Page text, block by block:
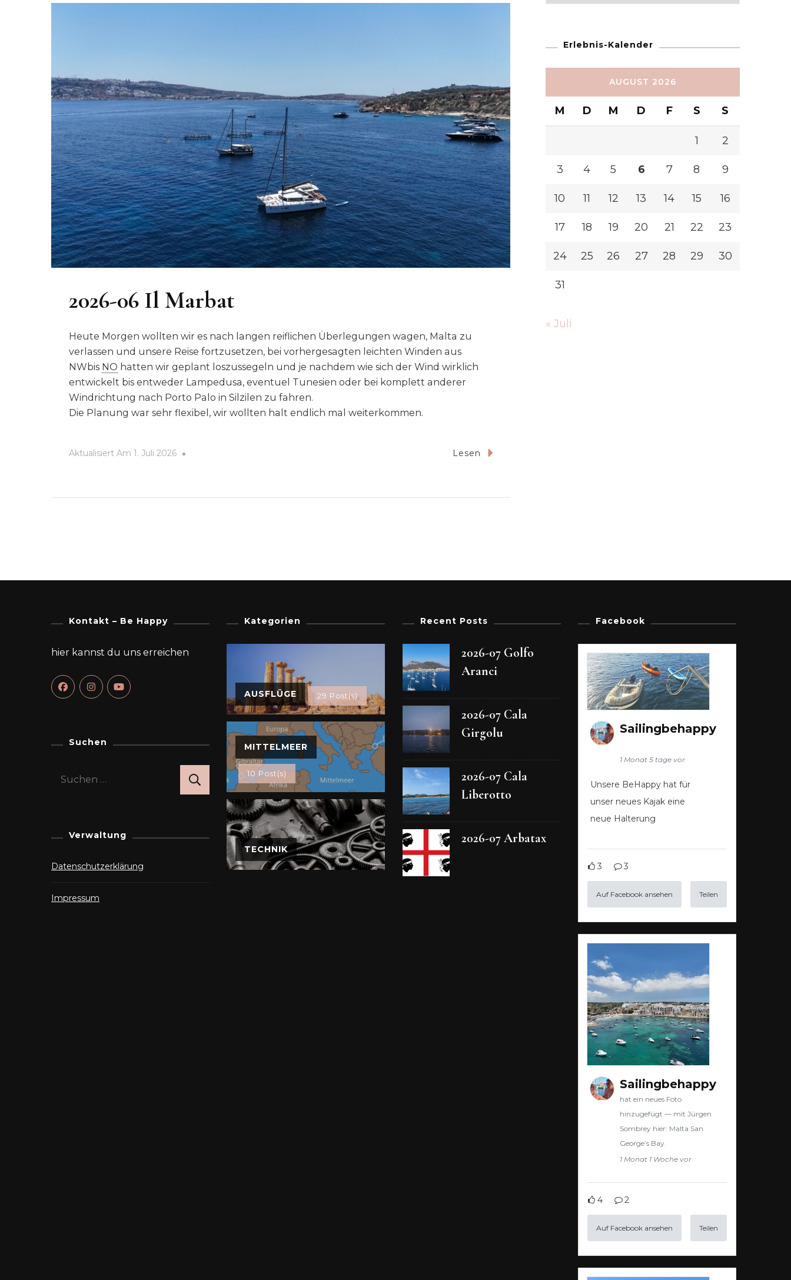
2026-06 Il Marbat
Heute Morgen wollten wir es nach langen reiflichen Überlegungen wagen, Malta zu
verlassen und unsere Reise fortzusetzen, bei vorhergesagten leichten Winden aus
NWbis NO hatten wir geplant loszussegeln und je nachdem wie sich der Wind wirklich
entwickelt bis entweder Lampedusa, eventuel Tunesien oder bei komplett anderer
Windrichtung nach Porto Palo in Silzilen zu fahren.
Die Planung war sehr flexibel, wir wollten halt endlich mal weiterkommen.
Aktualisiert Am 1. Juli 2026 Lesen
Erlebnis-Kalender
AUGUST 2026
M D M D F S S
1 2
3 4 5 6 7 8 9
10 11 12 13 14 15 16
17 18 19 20 21 22 23
24 25 26 27 28 29 30
31
« Juli
Kontakt – Be Happy
hier kannst du uns erreichen
Suchen
Suchen
Verwaltung
Datenschutzerklärung
Impressum
Kategorien
AUSFLÜGE 29 Post(s)
MITTELMEER
10 Post(s)
TECHNIK
Recent Posts
2026-07 Golfo
Aranci
2026-07 Cala
Girgolu
2026-07 Cala
Liberotto
2026-07 Arbatax
Facebook
Sailingbehappy
1 Monat 5 tage vor
Unsere BeHappy hat für
unser neues Kajak eine
neue Halterung
3 3
Auf Facebook ansehen Teilen
Sailingbehappy
hat ein neues Foto
hinzugefügt — mit Jürgen
Sombrey hier: Malta San
George’s Bay.
1 Monat 1 Woche vor
4 2
Auf Facebook ansehen Teilen